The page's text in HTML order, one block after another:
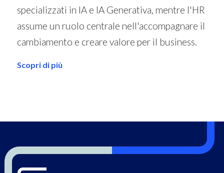
specializzati in IA e IA Generativa, mentre l'HR
assume un ruolo centrale nell'accompagnare il
cambiamento e creare valore per il business.
Scopri di più